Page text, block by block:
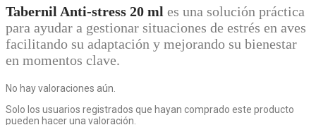
Tabernil Anti-stress 20 ml es una solución práctica
para ayudar a gestionar situaciones de estrés en aves
facilitando su adaptación y mejorando su bienestar
en momentos clave.
No hay valoraciones aún.
Solo los usuarios registrados que hayan comprado este producto
pueden hacer una valoración.